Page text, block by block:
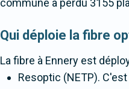
commune a perdu 3155
Qui déploie la fibre
La fibre à Ennery est
Resoptic (NETP).